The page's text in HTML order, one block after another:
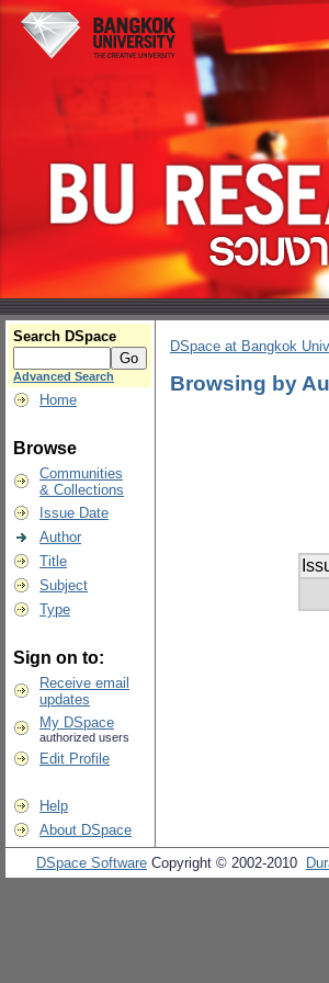
Search DSpace
Advanced Search
Home
Browse
Communities
& Collections
Issue Date
Author
Title
Subject
Type
Sign on to:
Receive email
updates
My DSpace
authorized users
Edit Profile
Help
About DSpace
DSpace at Bangkok
Browsing by
DSpace Software Copyright © 2002-2010